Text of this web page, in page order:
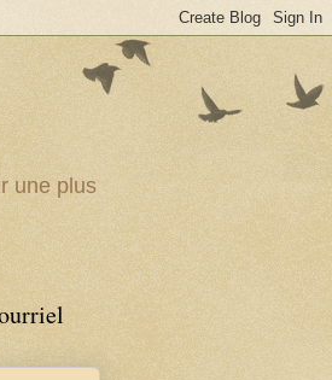
une plus